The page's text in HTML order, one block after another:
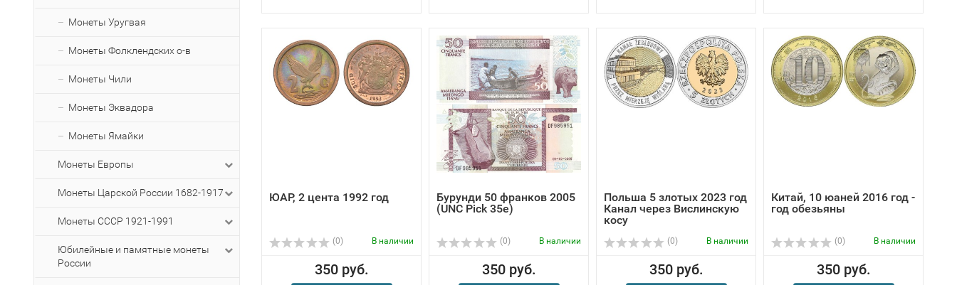
Монеты Уругвая
Монеты Фолклендских о-в
Монеты Чили
Монеты Эквадора
Монеты Ямайки
Монеты Европы
Монеты Царской России 1682-1917
Монеты СССР 1921-1991
Юбилейные и памятные монеты
России
ЮАР, 2 цента 1992 год
(0) В наличии
350 руб.
Бурунди 50 франков 2005
(UNC Pick 35e)
(0) В наличии
350 руб.
Польша 5 злотых 2023 год
Канал через Вислинскую
косу
(0) В наличии
350 руб.
Китай, 10 юаней 2016 год -
год обезьяны
(0) В наличии
350 руб.